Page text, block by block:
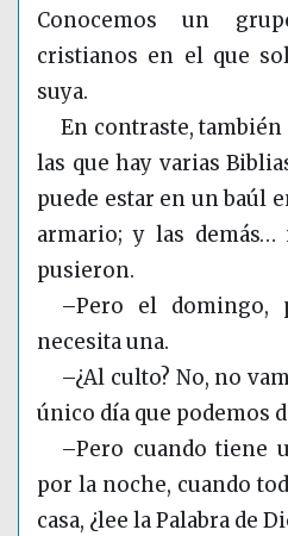
Conocemos un
cristianos en el que
suya.
En contraste,
las que hay varias
puede estar en un baúl
armario; y las demás…
pusieron.
–Pero el domingo,
necesita una.
–¿Al culto? No, no
único día que podemos
–Pero cuando tiene
por la noche, cuando
casa, ¿lee la Palabra de